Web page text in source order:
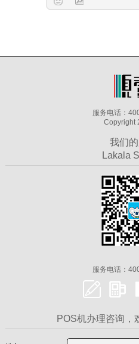
服务电话：
Copyright
我们
Lakala
服务电话：
POS机办理咨询，